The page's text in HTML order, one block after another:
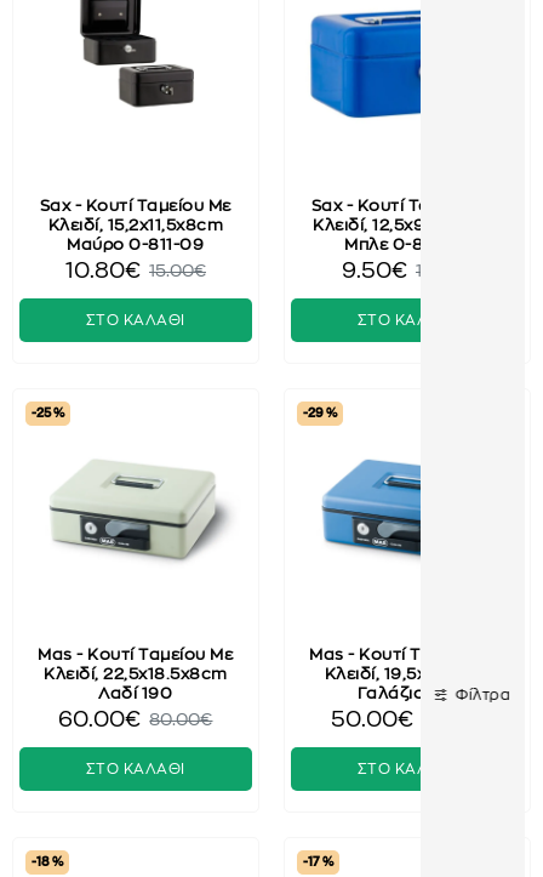
Sax - Κουτί Ταμείου Με
Κλειδί, 15,2x11,5x8cm
Μαύρο 0-811-09
10.80€ 15.00€
ΣΤΟ ΚΑΛΑΘΙ
Sax - Κουτί Ταμείου Με
Κλειδί, 12,5x9,5x6,2cm
Μπλε 0-815-99
9.50€ 13.00€
ΣΤΟ ΚΑΛΑΘΙ
-25 %
Mas - Κουτί Ταμείου Με
Κλειδί, 22,5x18.5x8cm
Λαδί 190
60.00€ 80.00€
ΣΤΟ ΚΑΛΑΘΙ
-29 %
Mas - Κουτί Ταμείου Με
Κλειδί, 19,5x15x8cm
Γαλάζιο 185
50.00€
ΣΤΟ ΚΑΛΑΘΙ
-18 % -17 %
Φίλτρα